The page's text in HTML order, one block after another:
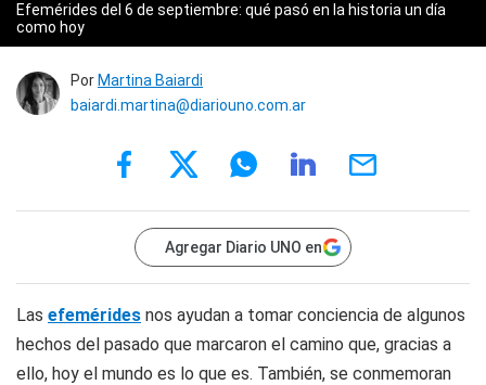
Efemérides del 6 de septiembre: qué pasó en la historia un día
como hoy
Por Martina Baiardi
baiardi.martina@diariouno.com.ar
Agregar Diario UNO en
Las efemérides nos ayudan a tomar conciencia de algunos
hechos del pasado que marcaron el camino que, gracias a
ello, hoy el mundo es lo que es. También, se conmemoran